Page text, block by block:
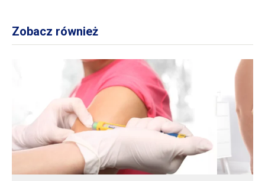
Zobacz również